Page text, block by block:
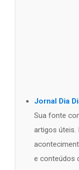
Jornal Dia
Sua fonte
artigos úteis.
e conteúdos